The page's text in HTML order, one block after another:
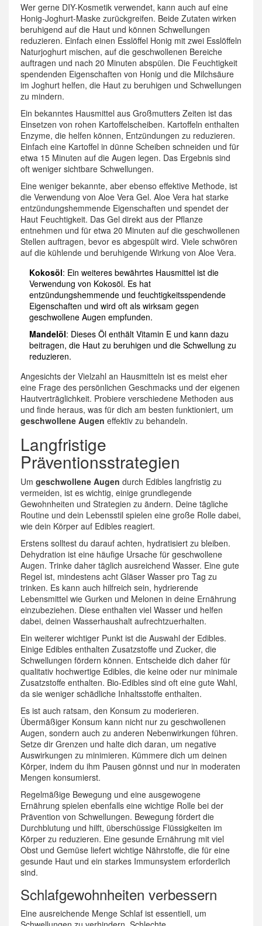
Wer gerne DIY-Kosmetik verwendet, kann auch auf eine
Honig-Joghurt-Maske zurückgreifen. Beide Zutaten wirken
beruhigend auf die Haut und können Schwellungen
reduzieren. Einfach einen Esslöffel Honig mit zwei Esslöffeln
Naturjoghurt mischen, auf die geschwollenen Bereiche
auftragen und nach 20 Minuten abspülen. Die Feuchtigkeit
spendenden Eigenschaften von Honig und die Milchsäure
im Joghurt helfen, die Haut zu beruhigen und Schwellungen
zu mindern.
Ein bekanntes Hausmittel aus Großmutters Zeiten ist das
Einsetzen von rohen Kartoffelscheiben. Kartoffeln enthalten
Enzyme, die helfen können, Entzündungen zu reduzieren.
Einfach eine Kartoffel in dünne Scheiben schneiden und für
etwa 15 Minuten auf die Augen legen. Das Ergebnis sind
oft weniger sichtbare Schwellungen.
Eine weniger bekannte, aber ebenso effektive Methode, ist
die Verwendung von Aloe Vera Gel. Aloe Vera hat starke
entzündungshemmende Eigenschaften und spendet der
Haut Feuchtigkeit. Das Gel direkt aus der Pflanze
entnehmen und für etwa 20 Minuten auf die geschwollenen
Stellen auftragen, bevor es abgespült wird. Viele schwören
auf die kühlende und beruhigende Wirkung von Aloe Vera.
Kokosöl: Ein weiteres bewährtes Hausmittel ist die
Verwendung von Kokosöl. Es hat
entzündungshemmende und feuchtigkeitsspendende
Eigenschaften und wird oft als wirksam gegen
geschwollene Augen empfunden.
Mandelöl: Dieses Öl enthält Vitamin E und kann dazu
beitragen, die Haut zu beruhigen und die Schwellung zu
reduzieren.
Angesichts der Vielzahl an Hausmitteln ist es meist eher
eine Frage des persönlichen Geschmacks und der eigenen
Hautverträglichkeit. Probiere verschiedene Methoden aus
und finde heraus, was für dich am besten funktioniert, um
geschwollene Augen effektiv zu behandeln.
Langfristige
Präventionsstrategien
Um geschwollene Augen durch Edibles langfristig zu
vermeiden, ist es wichtig, einige grundlegende
Gewohnheiten und Strategien zu ändern. Deine tägliche
Routine und dein Lebensstil spielen eine große Rolle dabei,
wie dein Körper auf Edibles reagiert.
Erstens solltest du darauf achten, hydratisiert zu bleiben.
Dehydration ist eine häufige Ursache für geschwollene
Augen. Trinke daher täglich ausreichend Wasser. Eine gute
Regel ist, mindestens acht Gläser Wasser pro Tag zu
trinken. Es kann auch hilfreich sein, hydrierende
Lebensmittel wie Gurken und Melonen in deine Ernährung
einzubeziehen. Diese enthalten viel Wasser und helfen
dabei, deinen Wasserhaushalt aufrechtzuerhalten.
Ein weiterer wichtiger Punkt ist die Auswahl der Edibles.
Einige Edibles enthalten Zusatzstoffe und Zucker, die
Schwellungen fördern können. Entscheide dich daher für
qualitativ hochwertige Edibles, die keine oder nur minimale
Zusatzstoffe enthalten. Bio-Edibles sind oft eine gute Wahl,
da sie weniger schädliche Inhaltsstoffe enthalten.
Es ist auch ratsam, den Konsum zu moderieren.
Übermäßiger Konsum kann nicht nur zu geschwollenen
Augen, sondern auch zu anderen Nebenwirkungen führen.
Setze dir Grenzen und halte dich daran, um negative
Auswirkungen zu minimieren. Kümmere dich um deinen
Körper, indem du ihm Pausen gönnst und nur in moderaten
Mengen konsumierst.
Regelmäßige Bewegung und eine ausgewogene
Ernährung spielen ebenfalls eine wichtige Rolle bei der
Prävention von Schwellungen. Bewegung fördert die
Durchblutung und hilft, überschüssige Flüssigkeiten im
Körper zu reduzieren. Eine gesunde Ernährung mit viel
Obst und Gemüse liefert wichtige Nährstoffe, die für eine
gesunde Haut und ein starkes Immunsystem erforderlich
sind.
Schlafgewohnheiten verbessern
Eine ausreichende Menge Schlaf ist essentiell, um